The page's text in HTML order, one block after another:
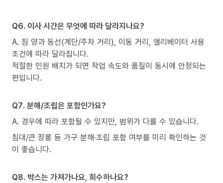
Q6. 이사 시간은 무엇에 따라 달라지나요?
A. 짐 양과 동선(계단/주차 거리), 이동 거리, 엘리베이터 사용
조건에 따라 달라집니다.
적절한 인원 배치가 되면 작업 속도와 품질이 동시에 안정되는
편입니다.
Q7. 분해/조립은 포함인가요?
A. 경우에 따라 포함될 수 있지만, 범위가 다를 수 있습니다.
침대/큰 장롱 등 가구 분해·조립 포함 여부를 미리 확인하는 것
이 좋습니다.
Q8. 박스는 가져가나요, 회수하나요?